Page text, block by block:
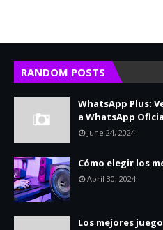
RANDOM POSTS
WhatsApp Plus:
a WhatsApp
June 24, 2024
Cómo elegir los
April 30, 2024
Los mejores